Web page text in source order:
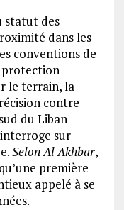
statut des
dans les
conventions de
protection
le terrain, la
contre
du Liban
sur
Selon Al Akhbar,
première
appelé à se